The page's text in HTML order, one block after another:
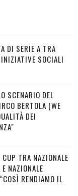
DI SERIE A TRA
SOCIALI
SCENARIO DEL
BERTOLA (WE
DEI
TRA NAZIONALE
NAZIONALE
RENDIAMO IL